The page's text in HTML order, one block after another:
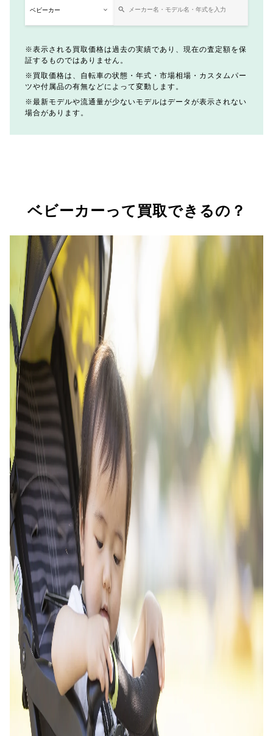
表示される買取価格は過去の実績であり、現在の査定額を保
証するものではありません。
買取価格は、自転車の状態・年式・市場相場・カスタムパー
ツや付属品の有無などによって変動します。
最新モデルや流通量が少ないモデルはデータが表示されない
場合があります。
ベビーカーって買取できるの？